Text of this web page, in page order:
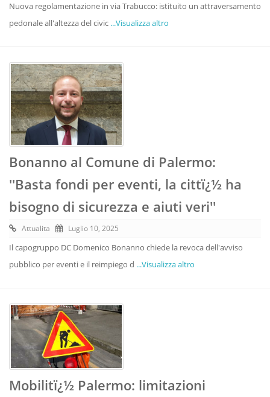
Nuova regolamentazione in via Trabucco: istituito un attraversamento
pedonale all'altezza del civic ...Visualizza altro
Bonanno al Comune di Palermo:
''Basta fondi per eventi, la cittï¿½ ha
bisogno di sicurezza e aiuti veri''
Attualita Luglio 10, 2025
Il capogruppo DC Domenico Bonanno chiede la revoca dell'avviso
pubblico per eventi e il reimpiego d ...Visualizza altro
Mobilitï¿½ Palermo: limitazioni